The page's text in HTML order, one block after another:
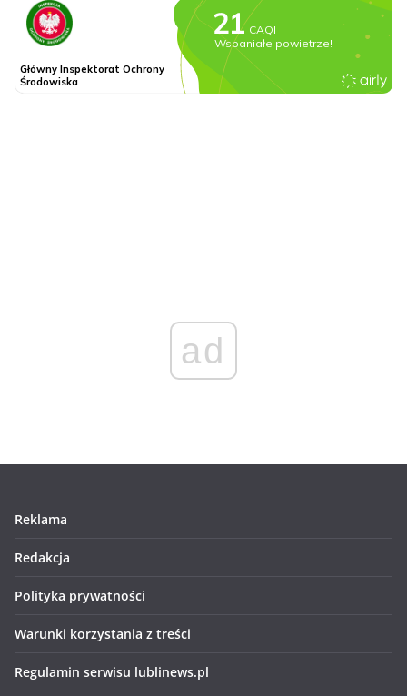
ad
Reklama
Redakcja
Polityka prywatności
Warunki korzystania z treści
Regulamin serwisu lublinews.pl